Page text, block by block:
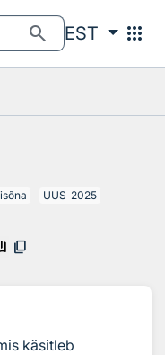
search EST apps
UUS 2025
content_copy
käsitleb